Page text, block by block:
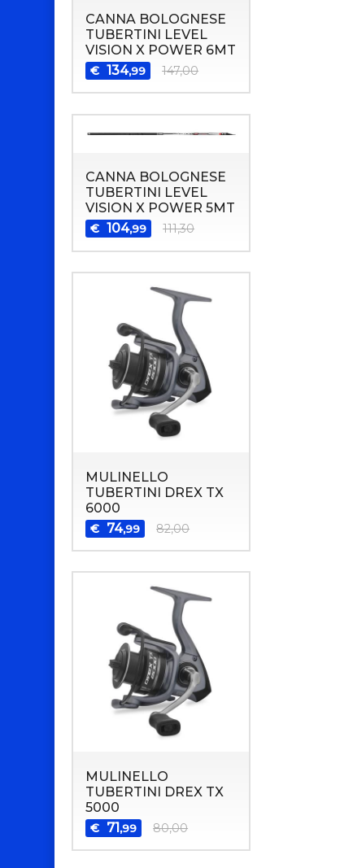
CANNA BOLOGNESE
TUBERTINI LEVEL
VISION X POWER 6MT
€ 134,99 147,00
CANNA BOLOGNESE
TUBERTINI LEVEL
VISION X POWER 5MT
€ 104,99 111,30
MULINELLO
TUBERTINI DREX TX
6000
€ 74,99 82,00
MULINELLO
TUBERTINI DREX TX
5000
€ 71,99 80,00